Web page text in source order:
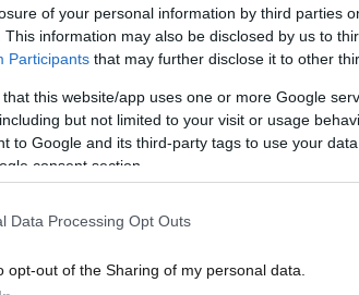
of your personal information by third parties
This information may also be disclosed by us to
Participants that may further disclose it to other
that this website/app uses one or more Google
but not limited to your visit or usage
to Google and its third-party tags to use your
consent section.
Data Processing Opt Outs
opt-out of the Sharing of my personal data.